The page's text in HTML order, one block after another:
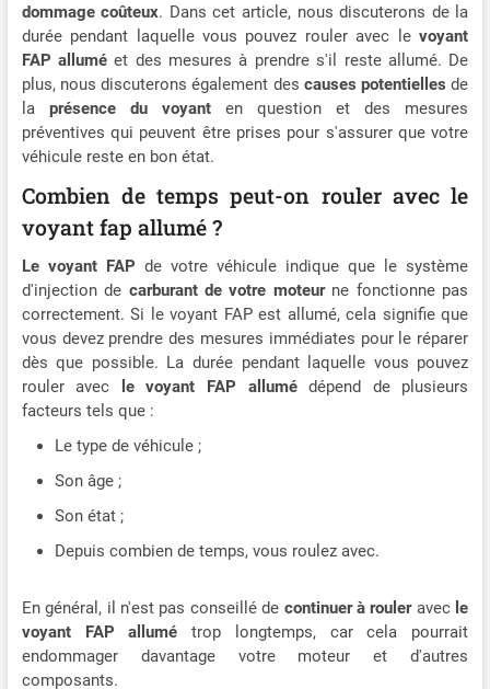
dommage coûteux. Dans cet article, nous discuterons de la
durée pendant laquelle vous pouvez rouler avec levoyant
FAP allumé et des mesures à prendre s'il reste allumé. De
plus, nous discuterons également des causes potentielles de
la présence du voyanten question et des mesures
préventives qui peuvent être prises pour s'assurer que votre
véhicule reste en bon état.
Combien de temps peut-on rouler avec le
voyant fap allumé ?
Le voyant FAP de votre véhicule indique que le système
d'injection de carburant de votre moteurne fonctionne pas
correctement. Si le voyant FAP est allumé, cela signifie que
vous devez prendre des mesures immédiates pour le réparer
dès que possible. La durée pendant laquelle vous pouvez
rouler avec
le voyant FAP allumédépend de plusieurs
facteurs tels que :
Le type de véhicule ;
Son âge ;
Son état ;
Depuis combien de temps, vous roulez avec.
En général, il n'est pas conseillé de continuer à rouleravec le
voyant FAP allumé trop longtemps, car cela pourrait
endommager davantage votre moteur et d'autres
composants.